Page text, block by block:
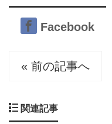
Facebook
« 前の記事へ
関連記事